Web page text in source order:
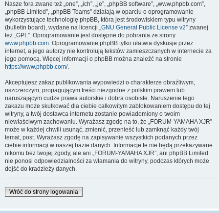
Nasze fora zwane też „one”, „ich”, „je”, „phpBB software”, „www.phpbb.com”,
„phpBB Limited”, „phpBB Teams” działają w oparciu o oprogramowanie
wykorzystujące technologię phpBB, która jest środowiskiem typu witryny
(bulletin board), wydane na licencji „GNU General Public License v2” zwanej
też „GPL”. Oprogramowanie jest dostępne do pobrania ze strony
www.phpbb.com. Oprogramowanie phpBB tylko ułatwia dyskusje przez
internet, a jego autorzy nie kontrolują tekstów zamieszczanych w internecie za
jego pomocą. Więcej informacji o phpBB można znaleźć na stronie
https://www.phpbb.com/.
Akceptujesz zakaz publikowania wypowiedzi o charakterze obraźliwym,
oszczerczym, propagującym treści niezgodne z polskim prawem lub
naruszającym cudze prawa autorskie i dobra osobiste. Naruszenie tego
zakazu może skutkować dla ciebie całkowitym zablokowaniem dostępu do tej
witryny, a twój dostawca internetu zostanie powiadomiony o twoim
niewłaściwym zachowaniu. Wyrażasz zgodę na to, że „FORUM-YAMAHA XJR”
może w każdej chwili usunąć, zmienić, przenieść lub zamknąć każdy twój
temat, post. Wyrażasz zgodę na zapisywanie wszystkich podanych przez
ciebie informacji w naszej bazie danych. Informacje te nie będą przekazywane
nikomu bez twojej zgody, ale ani „FORUM-YAMAHA XJR”, ani phpBB Limited
nie ponosi odpowiedzialności za włamania do witryny, podczas których może
dojść do kradzieży danych.
Wróć do strony logowania